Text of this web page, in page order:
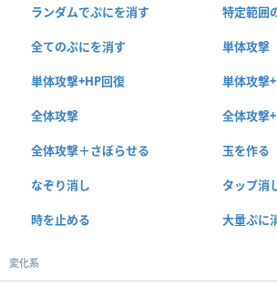
ランダムでぷにを消す 特定範囲
全てのぷにを消す 単体攻撃
単体攻撃+HP回復 単体攻撃
全体攻撃 全体攻撃
全体攻撃＋さぼらせる 玉を作る
なぞり消し タップ消
時を止める 大量ぷに
変化系